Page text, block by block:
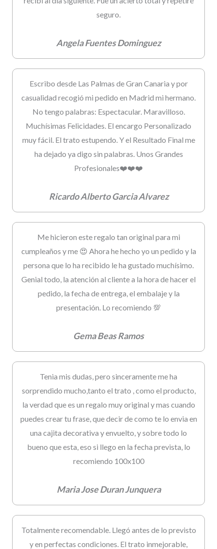
seguro.
Angela Fuentes Dominguez
Escribo desde Las Palmas de Gran Canaria y por
casualidad recogió mi pedido en Madrid mi hermano.
No tengo palabras: Espectacular. Maravilloso.
Muchísimas Felicidades. El encargo Personalizado
muy fácil. El trato estupendo. Y el Resultado Final me
ha dejado ya digo sin palabras. Unos Grandes
Profesionales❤️❤️❤️
Ricardo Alberto Garcia Alvarez
Me hicieron este regalo tan original para mi
cumpleaños y me 😍 Ahora he hecho yo un pedido y la
persona que lo ha recibido le ha gustado muchísimo.
Genial todo, la atención al cliente a la hora de hacer el
pedido, la fecha de entrega, el embalaje y la
presentación. Lo recomiendo 💯
Gema Beas Ramos
Tenia mis dudas, pero sinceramente me ha
sorprendido mucho,tanto el trato , como el producto,
la verdad que es un regalo muy original y mas cuando
puedes crear tu frase, que decir de como te lo envia en
una cajita decorativa y envuelto, y sobre todo lo
bueno que esta, eso si llego en la fecha prevista, lo
recomiendo 100x100
Maria Jose Duran Junquera
Totalmente recomendable. Llegó antes de lo previsto
y en perfectas condiciones. El trato inmejorable,